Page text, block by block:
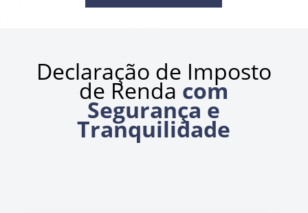
Declaração de Imposto
de Renda com
Segurança e
Tranquilidade